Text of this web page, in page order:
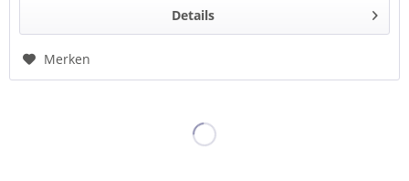
Details
Merken